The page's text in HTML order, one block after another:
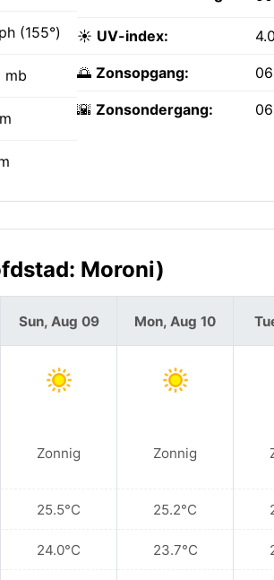
(155°)
mb
☀️ UV-index:
🌅 Zonsopgang:
🌇 Zonsondergang:
Moroni)
Sun, Aug 09
Zonnig
25.5°C
24.0°C
Mon, Aug 10
Zonnig
25.2°C
23.7°C